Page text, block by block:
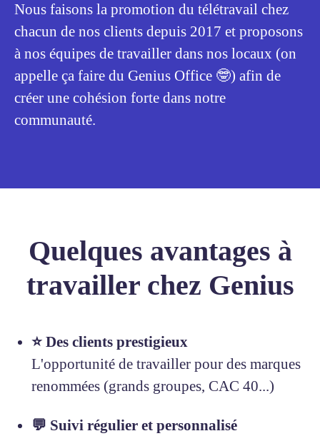
Nous faisons la promotion du télétravail chez
chacun de nos clients depuis 2017 et proposons
à nos équipes de travailler dans nos locaux (on
appelle ça faire du Genius Office 🤓) afin de
créer une cohésion forte dans notre
communauté.
Quelques avantages à
travailler chez Genius
⭐️ Des clients prestigieux
L'opportunité de travailler pour des marques
renommées (grands groupes, CAC 40...)
💬 Suivi régulier et personnalisé